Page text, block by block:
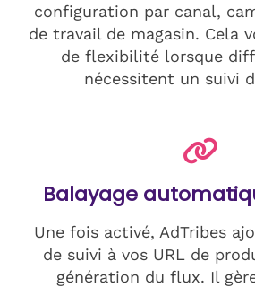
configuration par canal,
de travail de magasin. Cela
de flexibilité lorsque
nécessitent un suivi
Balayage
Une fois activé, AdTribes
de suivi à vos URL de
génération du flux. Il